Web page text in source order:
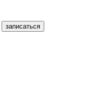
записаться